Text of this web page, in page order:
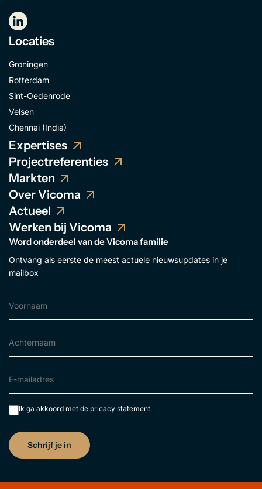
Locaties
Groningen
Rotterdam
Sint-Oedenrode
Velsen
Chennai (India)
Expertises
Projectreferenties
Markten
Over Vicoma
Actueel
Werken bij Vicoma
Word onderdeel van de Vicoma familie
Ontvang als eerste de meest actuele nieuwsupdates in je
mailbox
Ik ga akkoord met de pricacy statement